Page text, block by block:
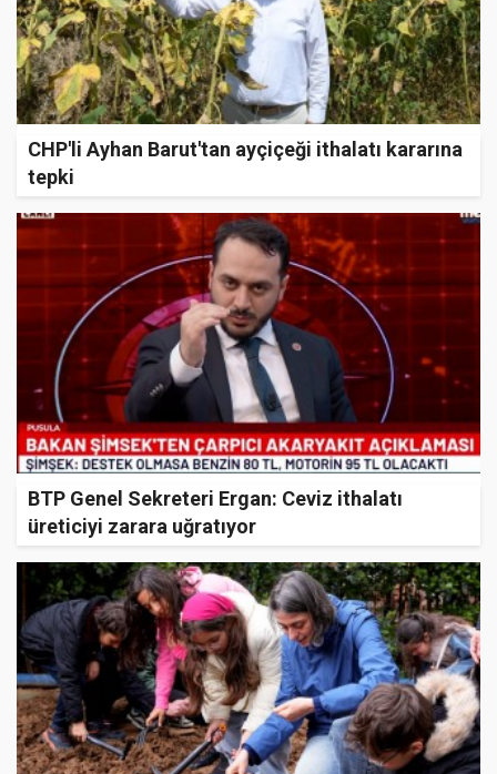
CHP'li Ayhan Barut'tan ayçiçeği ithalatı kararına
tepki
BTP Genel Sekreteri Ergan: Ceviz ithalatı
üreticiyi zarara uğratıyor